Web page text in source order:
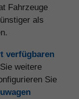
Fahrzeuge
als
verfügbaren
weitere
Sie